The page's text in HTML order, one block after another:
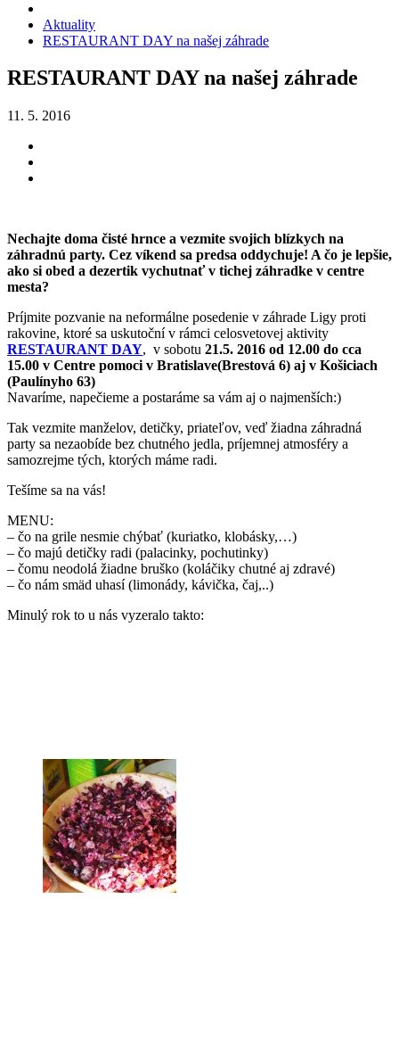
Aktuality
RESTAURANT DAY na našej záhrade
RESTAURANT DAY na našej záhrade
11. 5. 2016
Nechajte doma čisté hrnce a vezmite svojich blízkych na
záhradnú party. Cez víkend sa predsa oddychuje! A čo je lepšie,
ako si obed a dezertik vychutnať v tichej záhradke v centre
mesta?
Príjmite pozvanie na neformálne posedenie v záhrade Ligy proti
rakovine, ktoré sa uskutoční v rámci celosvetovej aktivity
RESTAURANT DAY, v sobotu 21.5. 2016 od 12.00 do cca
15.00 v Centre pomoci v Bratislave(Brestová 6) aj v Košiciach
(Paulínyho 63)
Navaríme, napečieme a postaráme sa vám aj o najmenších:)
Tak vezmite manželov, detičky, priateľov, veď žiadna záhradná
party sa nezaobíde bez chutného jedla, príjemnej atmosféry a
samozrejme tých, ktorých máme radi.
Tešíme sa na vás!
MENU:
– čo na grile nesmie chýbať (kuriatko, klobásky,…)
– čo majú detičky radi (palacinky, pochutinky)
– čomu neodolá žiadne bruško (koláčiky chutné aj zdravé)
– čo nám smäd uhasí (limonády, kávička, čaj,..)
Minulý rok to u nás vyzeralo takto: